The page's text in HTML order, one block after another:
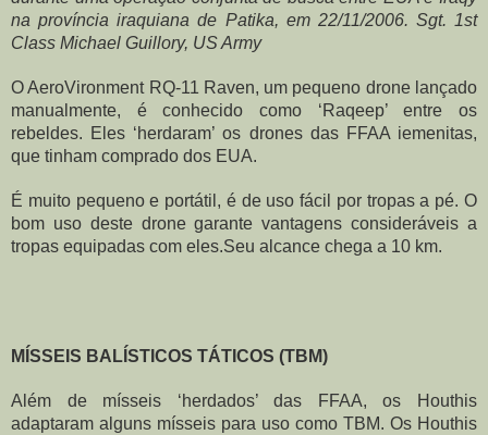
na província iraquiana de Patika, em 22/11/2006. Sgt. 1st
Class Michael Guillory, US Army
O AeroVironment RQ-11 Raven, um pequeno drone lançado
manualmente, é conhecido como ‘Raqeep’ entre os
rebeldes. Eles ‘herdaram’ os drones das FFAA iemenitas,
que tinham comprado dos EUA.
É muito pequeno e portátil, é de uso fácil por tropas a pé. O
bom uso deste drone garante vantagens consideráveis a
tropas equipadas com eles.Seu alcance chega a 10 km.
MÍSSEIS BALÍSTICOS TÁTICOS (TBM)
Além de mísseis ‘herdados’ das FFAA, os Houthis
adaptaram alguns mísseis para uso como TBM. Os Houthis